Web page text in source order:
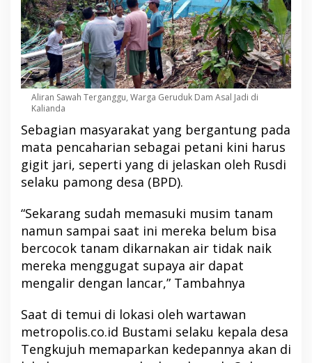
Aliran Sawah Terganggu, Warga Geruduk Dam Asal Jadi di
Kalianda
Sebagian masyarakat yang bergantung pada
mata pencaharian sebagai petani kini harus
gigit jari, seperti yang di jelaskan oleh Rusdi
selaku pamong desa (BPD).
“Sekarang sudah memasuki musim tanam
namun sampai saat ini mereka belum bisa
bercocok tanam dikarnakan air tidak naik
mereka menggugat supaya air dapat
mengalir dengan lancar,” Tambahnya
Saat di temui di lokasi oleh wartawan
metropolis.co.id Bustami selaku kepala desa
Tengkujuh memaparkan kedepannya akan di